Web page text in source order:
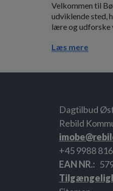
Velkommen til
udviklende sted,
lære og udforske
Læs mere
Dagtilbud
Rebild
+45 9988
EAN NR.